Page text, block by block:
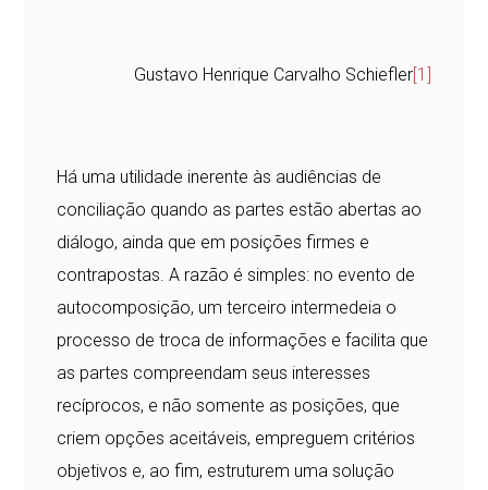
Gustavo Henrique Carvalho Schiefler[1]
Há uma utilidade inerente às audiências de
conciliação quando as partes estão abertas ao
diálogo, ainda que em posições firmes e
contrapostas. A razão é simples: no evento de
autocomposição, um terceiro intermedeia o
processo de troca de informações e facilita que
as partes compreendam seus interesses
recíprocos, e não somente as posições, que
criem opções aceitáveis, empreguem critérios
objetivos e, ao fim, estruturem uma solução